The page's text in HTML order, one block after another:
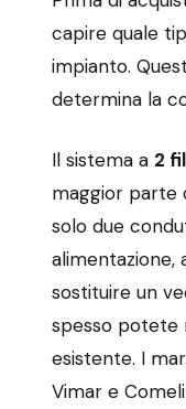
capire quale
impianto.
determina la
Il sistema a 2
maggior parte
solo due
alimentazione,
sostituire un
spesso potete
esistente. I
Vimar e